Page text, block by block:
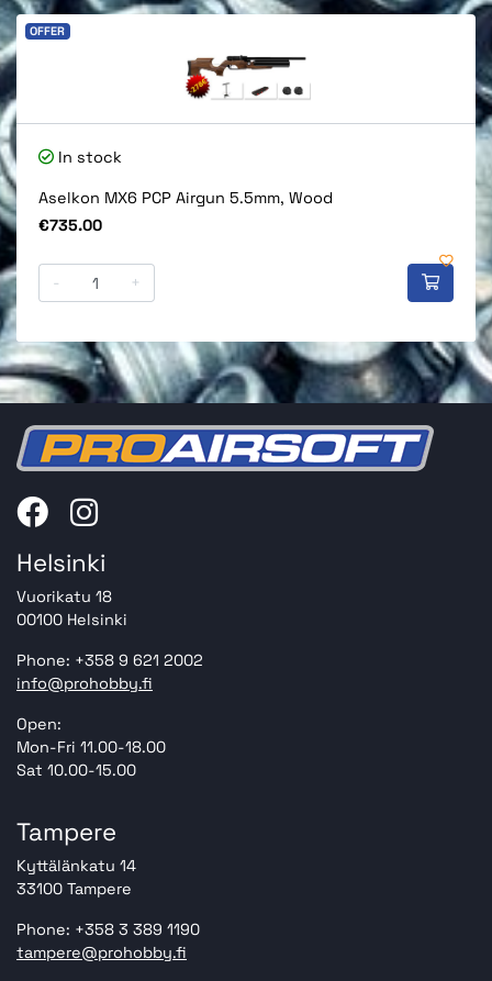
OFFER
In stock
Aselkon MX6 PCP Airgun 5.5mm, Wood
Price
€735.00
- +
Helsinki
Vuorikatu 18
00100 Helsinki
Phone: +358 9 621 2002
info@prohobby.fi
Open:
Mon-Fri 11.00-18.00
Sat 10.00-15.00
Tampere
Kyttälänkatu 14
33100 Tampere
Phone: +358 3 389 1190
tampere@prohobby.fi